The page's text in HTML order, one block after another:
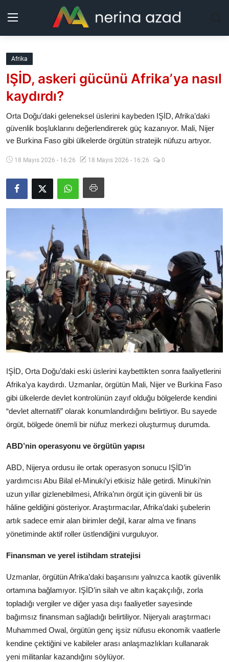
Kurdistan
Bölgeler
Güncel
Analiz
Makaleler
Galeri
Yazarlar
Arşiv
İletişim
Türkçe Kurdi
Afrika
IŞİD, askeri gücünü Afrika’ya nasıl
kaydırdı?
Orta Doğu’daki geleneksel üslerini kaybeden IŞİD, Afrika’daki
güvenlik boşluklarını değerlendirerek güç kazanıyor. Mali, Nijer
ve Burkina Faso gibi ülkelerde örgütün stratejik nüfuzu artıyor.
18 Mayıs 2026 - 16:26 18 Mayıs 2026 - 16:26 0
IŞİD, Orta Doğu’daki eski üslerini kaybettikten sonra faaliyetlerini
Afrika’ya kaydırdı. Uzmanlar, örgütün Mali, Nijer ve Burkina Faso
gibi ülkelerde devlet kontrolünün zayıf olduğu bölgelerde kendini
“devlet alternatifi” olarak konumlandırdığını belirtiyor. Bu sayede
örgüt, bölgede önemli bir nüfuz merkezi oluşturmuş durumda.
ABD’nin operasyonu ve örgütün yapısı
ABD, Nijerya ordusu ile ortak operasyon sonucu IŞİD’in
yardımcısı Abu Bilal el-Minuki’yi etkisiz hâle getirdi. Minuki’nin
uzun yıllar gizlenebilmesi, Afrika’nın örgüt için güvenli bir üs
hâline geldiğini gösteriyor. Araştırmacılar, Afrika’daki şubelerin
artık sadece emir alan birimler değil, karar alma ve finans
yönetiminde aktif roller üstlendiğini vurguluyor.
Finansman ve yerel istihdam stratejisi
Uzmanlar, örgütün Afrika’daki başarısını yalnızca kaotik güvenlik
ortamına bağlamıyor. IŞİD’in silah ve altın kaçakçılığı, zorla
topladığı vergiler ve diğer yasa dışı faaliyetler sayesinde
bağımsız finansman sağladığı belirtiliyor. Nijeryalı araştırmacı
Muhammed Owal, örgütün genç işsiz nüfusu ekonomik vaatlerle
kendine çektiğini ve kabileler arası anlaşmazlıkları kullanarak
yeni militanlar kazandığını söylüyor.